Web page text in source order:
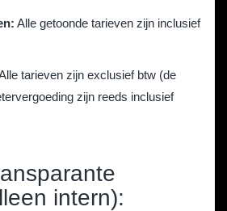
Alle getoonde tarieven zijn inclusief
tarieven zijn exclusief btw (de
zijn reeds inclusief
intern):